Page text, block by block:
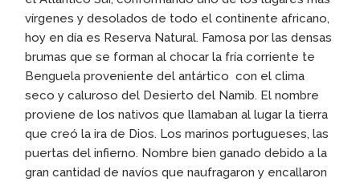
vírgenes y desolados de todo el continente africano,
hoy en día es Reserva Natural. Famosa por las densas
brumas que se forman al chocar la fría corriente te
Benguela proveniente del antártico con el clima
seco y caluroso del Desierto del Namib. El nombre
proviene de los nativos que llamaban al lugar la tierra
que creó la ira de Dios. Los marinos portugueses, las
puertas del infierno. Nombre bien ganado debido a la
gran cantidad de navíos que naufragaron y encallaron